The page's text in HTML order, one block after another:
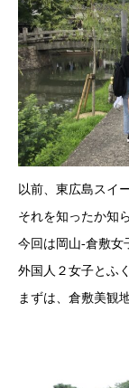
以前、東広島スイ
それを知ったか知
今回は岡山-倉敷女
外国人２女子とふ
まずは、倉敷美観